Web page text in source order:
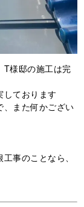
T様邸の施工は完
しております
、また何かござい
事のことなら、